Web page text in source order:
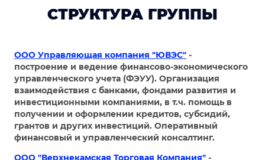
СТРУКТУРА ГРУППЫ
ООО Управляющая компания "ЮВЭС" -
построение и ведение финансово-экономического
управленческого учета (ФЭУУ). Организация
взаимодействия с банками, фондами развития и
инвестиционными компаниями, в т.ч. помощь в
получении и оформлении кредитов, субсидий,
грантов и других инвестиций. Оперативный
финансовый и управленческий консалтинг.
ООО "Верхнекамская Торговая Компания" -